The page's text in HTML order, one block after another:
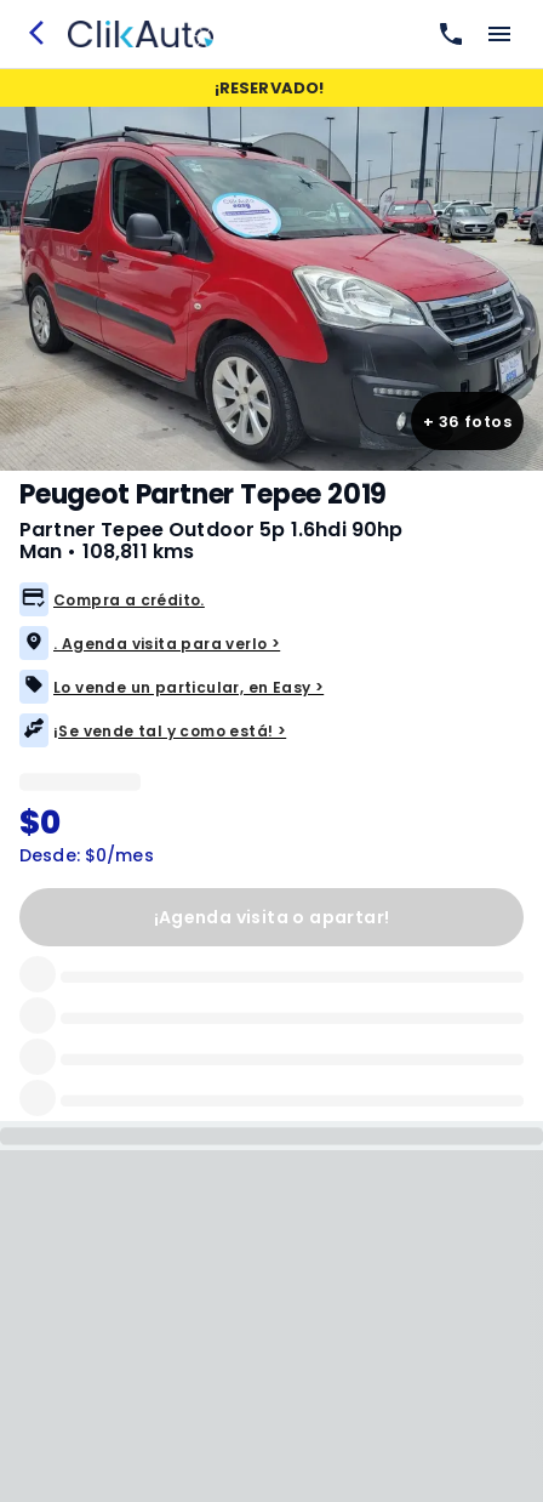
¡RESERVADO!
+ 36 fotos
Peugeot Partner Tepee 2019
Partner Tepee Outdoor 5p 1.6hdi 90hp
Man • 108,811 kms
Compra a crédito.
. Agenda visita para verlo >
Lo vende un particular, en Easy >
¡Se vende tal y como está! >
$0
Desde: $0/mes
¡Agenda visita o apartar!